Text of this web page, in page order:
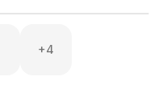
8721082002776
+4